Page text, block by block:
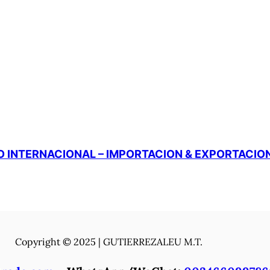
INTERNACIONAL – IMPORTACION &
Copyright © 2025 | GUTIERREZALEU M.T.